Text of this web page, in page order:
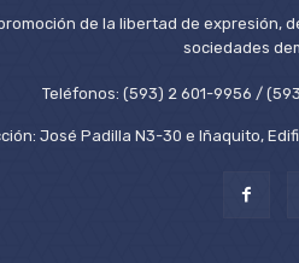
de la libertad de expresión,
sociedades
Teléfonos: (593) 2 601-9956 /
José Padilla N3-30 e Iñaquito,